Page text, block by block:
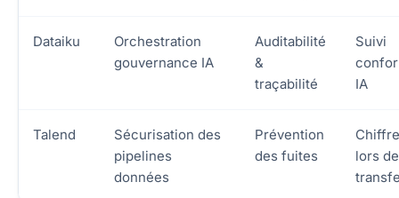
Dataiku
Orchestration
gouvernance IA
Auditabilité
&
traçabilité
Suivi
IA
Talend
Sécurisation des
pipelines
données
Prévention
des fuites
lors